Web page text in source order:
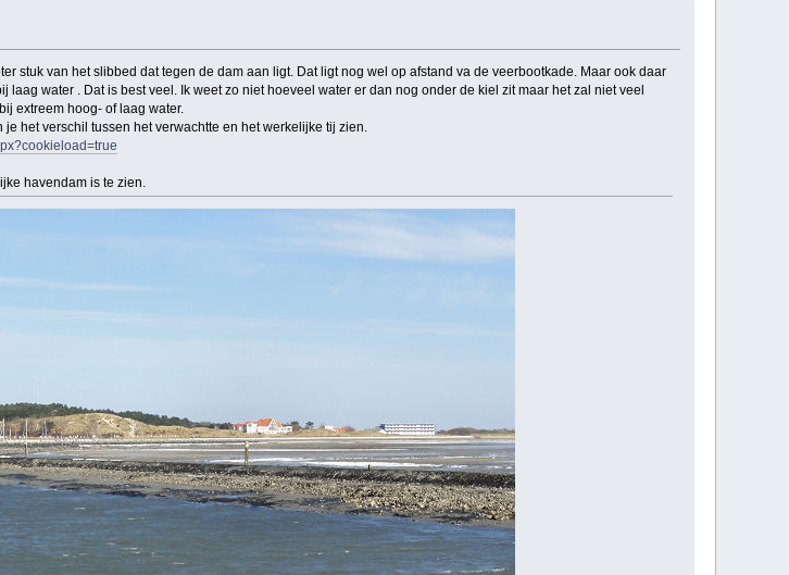
stuk van het slibbed dat tegen de dam aan ligt. Dat ligt nog wel op afstand va de veerbootkade. Maar ook daar
water . Dat is best veel. Ik weet zo niet hoeveel water er dan nog onder de kiel zit maar het zal niet veel
extreem hoog- of laag water.
het verschil tussen het verwachtte en het werkelijke tij zien.
havendam is te zien.